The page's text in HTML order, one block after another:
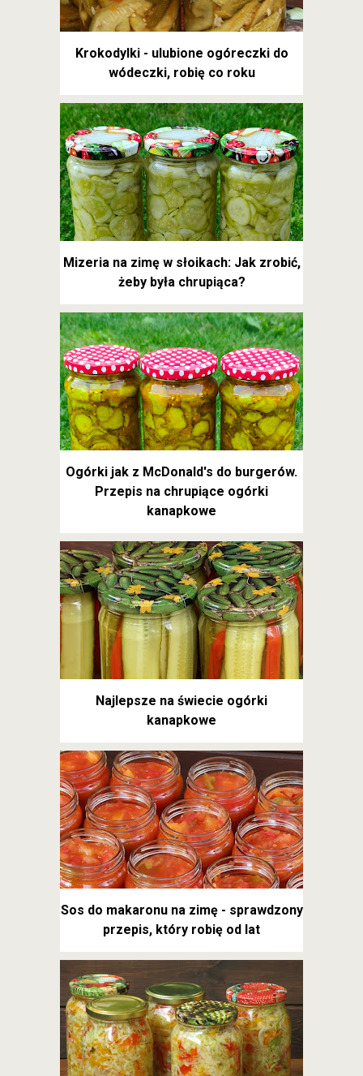
Krokodylki - ulubione ogóreczki do
wódeczki, robię co roku
Mizeria na zimę w słoikach: Jak zrobić,
żeby była chrupiąca?
Ogórki jak z McDonald's do burgerów.
Przepis na chrupiące ogórki
kanapkowe
Najlepsze na świecie ogórki
kanapkowe
Sos do makaronu na zimę - sprawdzony
przepis, który robię od lat